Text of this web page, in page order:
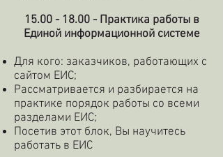
15.00 - 18.00- Практика работы в
Единой информационной системе
Для кого: заказчиков, работающих с
сайтом ЕИС;
Рассматривается и разбирается на
практике порядок работы со всеми
разделами ЕИС;
Посетив этот блок, Вы научитесь
работать в ЕИС